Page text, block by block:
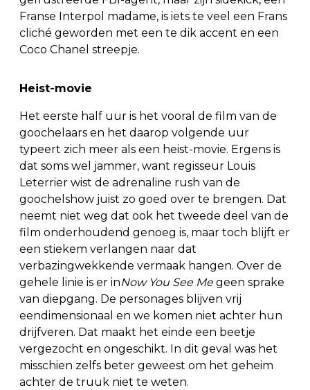
Franse Interpol madame, is iets te veel een Frans
cliché geworden met een te dik accent en een
Coco Chanel streepje.
Heist-movie
Het eerste half uur is het vooral de film van de
goochelaars en het daarop volgende uur
typeert zich meer als een heist-movie. Ergens is
dat soms wel jammer, want regisseur Louis
Leterrier wist de adrenaline rush van de
goochelshow juist zo goed over te brengen. Dat
neemt niet weg dat ook het tweede deel van de
film onderhoudend genoeg is, maar toch blijft er
een stiekem verlangen naar dat
verbazingwekkende vermaak hangen. Over de
gehele linie is er inNow You See Megeen sprake
van diepgang. De personages blijven vrij
eendimensionaal en we komen niet achter hun
drijfveren. Dat maakt het einde een beetje
vergezocht en ongeschikt. In dit geval was het
misschien zelfs beter geweest om het geheim
achter de truuk niet te weten.